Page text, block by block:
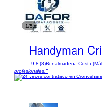
1/5
Handyman
9,8 (8)Benalmadena Costa
profesionales."